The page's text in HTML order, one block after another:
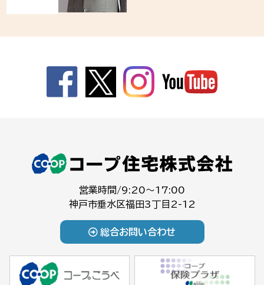
営業時間/9:20～17:00
神戸市垂水区福田3丁目2-12
総合お問い合わせ